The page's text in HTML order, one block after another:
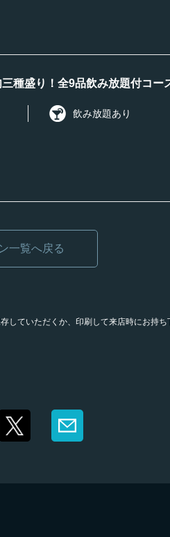
種盛り！全9品飲み放題付コー
飲み放題あり
一覧へ戻る
していただくか、印刷して来店時にお持ち